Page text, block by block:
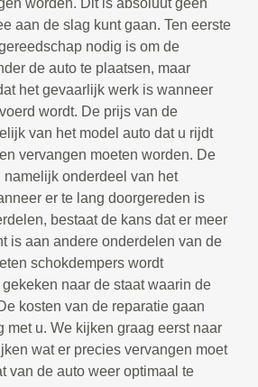
worden. Dit is absoluut geen
aan de slag kunt gaan. Ten eerste
nodig is om de
de auto te plaatsen, maar
het gevaarlijk werk is wanneer
wordt. De prijs van de
van het model auto dat u rijdt
vervangen moeten worden. De
onderdeel van het
er te lang doorgereden is
bestaat de kans dat er meer
is aan andere onderdelen van de
schokdempers wordt
naar de staat waarin de
kosten van de reparatie gaan
met u. We kijken graag eerst naar
wat er precies vervangen moet
van de auto weer optimaal te